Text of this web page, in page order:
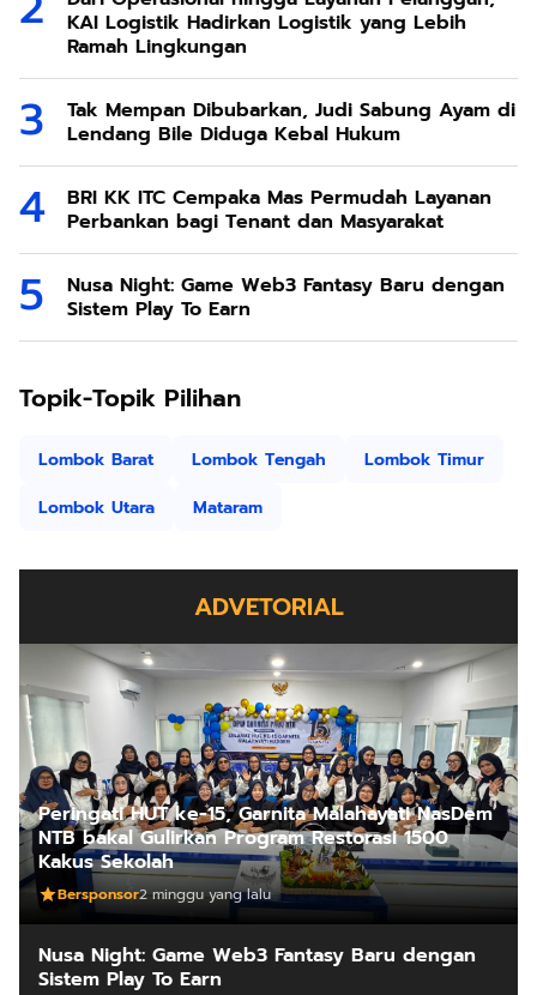
KAI Logistik Hadirkan Logistik yang Lebih
Ramah Lingkungan
Tak Mempan Dibubarkan, Judi Sabung Ayam di
Lendang Bile Diduga Kebal Hukum
BRI KK ITC Cempaka Mas Permudah Layanan
Perbankan bagi Tenant dan Masyarakat
Nusa Night: Game Web3 Fantasy Baru dengan
Sistem Play To Earn
Topik-Topik Pilihan
Lombok Barat Lombok Tengah
Lombok Timur
Lombok Utara
Mataram
ADVETORIAL
Peringati HUT ke-15, Garnita Malahayati NasDem
NTB bakal Gulirkan Program Restorasi 1500
Kakus Sekolah
Bersponsor2 minggu yang lalu
Nusa Night: Game Web3 Fantasy Baru dengan
Sistem Play To Earn